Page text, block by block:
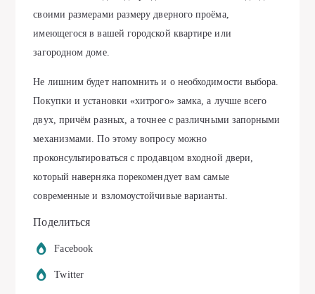
своими размерами размеру дверного проёма,
имеющегося в вашей городской квартире или
загородном доме.
Не лишним будет напомнить и о необходимости выбора.
Покупки и установки «хитрого» замка, а лучше всего
двух, причём разных, а точнее с различными запорными
механизмами. По этому вопросу можно
проконсультироваться с продавцом входной двери,
который наверняка порекомендует вам самые
современные и взломоустойчивые варианты.
Поделиться
Facebook
Twitter